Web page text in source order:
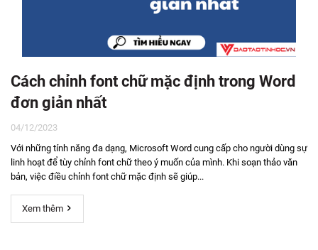
Cách chỉnh font chữ mặc định trong Word
đơn giản nhất
04/12/2023
Với những tính năng đa dạng, Microsoft Word cung cấp cho người dùng sự
linh hoạt để tùy chỉnh font chữ theo ý muốn của mình. Khi soạn thảo văn
bản, việc điều chỉnh font chữ mặc định sẽ giúp...
Xem thêm